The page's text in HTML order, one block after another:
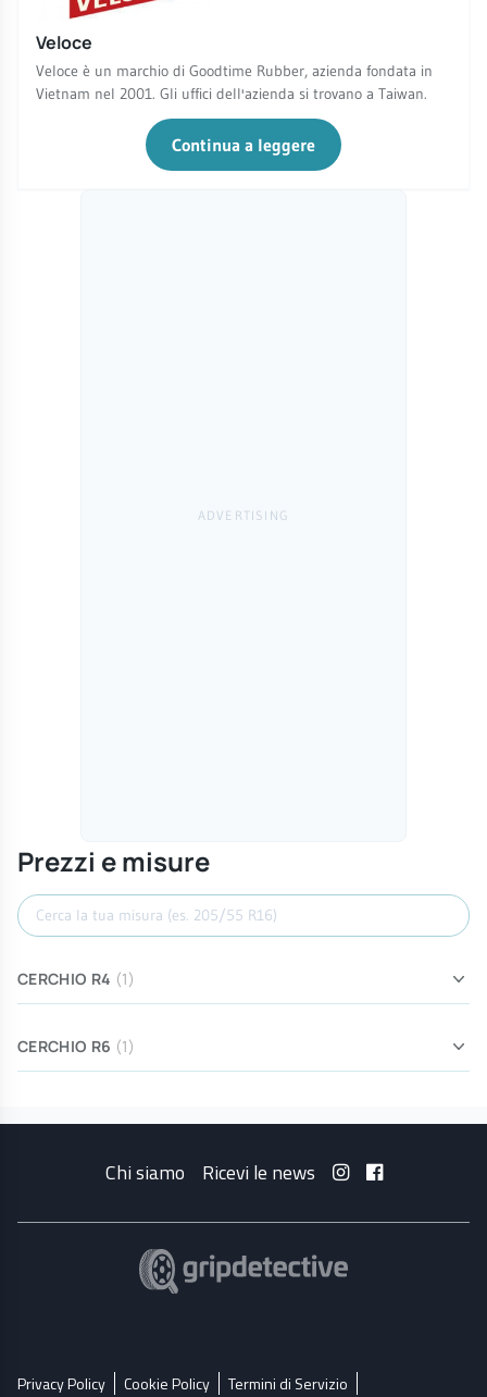
Veloce
Veloce è un marchio di Goodtime Rubber, azienda fondata in
Vietnam nel 2001. Gli uffici dell'azienda si trovano a Taiwan.
Continua a leggere
Prezzi e misure
Cerca misura
CERCHIO R4 (1)
CERCHIO R6 (1)
Chi siamo Ricevi le news
Privacy Policy Cookie Policy Termini di Servizio